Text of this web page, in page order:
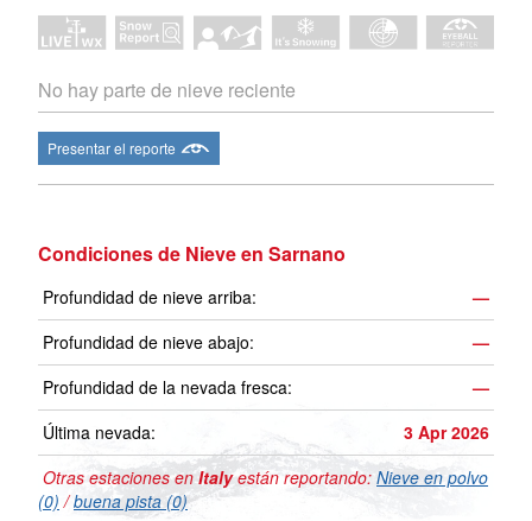
No hay parte de nieve reciente
Presentar el reporte
Condiciones de Nieve en Sarnano
Profundidad de nieve arriba:
—
Profundidad de nieve abajo:
—
Profundidad de la nevada fresca:
—
Última nevada:
3 Apr 2026
Otras estaciones enItalyestán reportando: Nieve en polvo
(0) /buena pista (0)